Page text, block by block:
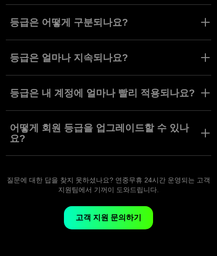
형의 랭크를 말합니다. 등급 혜택을 통해 더 다양한 트레이딩 도구,
기능, 서비스에 접근할 수 있습니다.
등급은 어떻게 구분되나요?
있습니다. 트레이더 등급이 올라갈수록 트레이딩 기회가 확대되어
더 높은 수익률, 독점 도구, 프리미엄 서비스를 이용할 수 있습니다.
등급은 얼마나 지속되나요?
급으로 업그레이드할 때 필요한 입금 수준을 충족할 때까지 기존 등
급의 모든 혜택을 누릴 수 있습니다.
등급은 내 계정에 얼마나 빨리 적용되나요?
어떻게 회원 등급을 업그레이드할 수 있나
요?
Pro 등급 — $2,000부터
Elite 등급 — $30,000부터
은 현재 환율로 계산됩니다.
질문에 대한 답을 찾지 못하셨나요? 연중무휴 24시간 운영되는 고객
지원팀에서 기꺼이 도와드립니다.
고객 지원 문의하기